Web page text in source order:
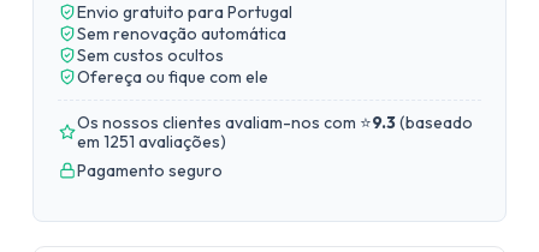
Envio gratuito para Portugal
Sem renovação automática
Sem custos ocultos
Ofereça ou fique com ele
Os nossos clientes avaliam-nos com ⭐9.3(baseado
em 1251 avaliações)
Pagamento seguro